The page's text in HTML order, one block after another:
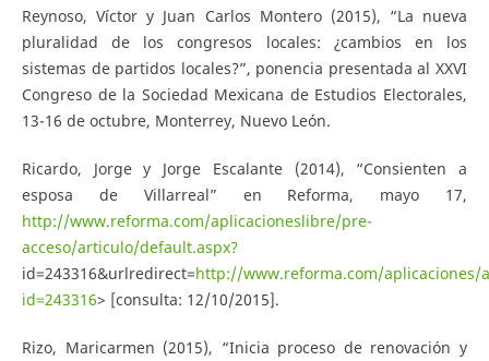
Reynoso, Víctor y Juan Carlos Montero (2015), “La nueva
pluralidad de los congresos locales: ¿cambios en los
sistemas de partidos locales?”, ponencia presentada al XXVI
Congreso de la Sociedad Mexicana de Estudios Electorales,
13-16 de octubre, Monterrey, Nuevo León.
Ricardo, Jorge y Jorge Escalante (2014), “Consienten a
esposa de Villarreal” en Reforma, mayo 17,
http://www.reforma.com/aplicacioneslibre/pre-
acceso/articulo/default.aspx?
id=243316&urlredirect=http://www.reforma.com/aplicaciones/
id=243316> [consulta: 12/10/2015].
Rizo, Maricarmen (2015), “Inicia proceso de renovación y